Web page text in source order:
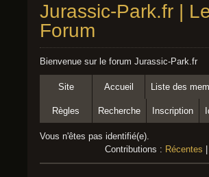
Jurassic-Park.fr |
Forum
Bienvenue sur le forum Jurassic-Park.fr
Site Accueil Liste des
Règles Recherche Inscription
Vous n'êtes pas identifié(e).
Contributions : Récentes